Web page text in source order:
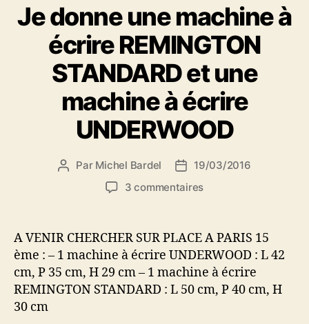
Je donne une machine à
écrire REMINGTON
STANDARD et une
machine à écrire
UNDERWOOD
Auteur
Par Michel Bardel
Date
de
19/03/2016
3 commentairessur
une
à
écrire
REMINGTON
A VENIR CHERCHER SUR PLACE A PARIS 15
ème : – 1 machine à écrire UNDERWOOD : L 42
cm, P 35 cm, H 29 cm – 1 machine à écrire
REMINGTON STANDARD : L 50 cm, P 40 cm, H
30 cm